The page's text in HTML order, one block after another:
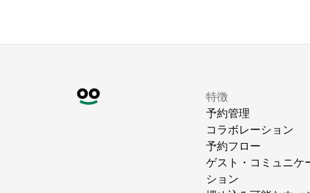
特徴
予約管理
コラボレーション
予約フロー
ゲスト・コミュニケ
ション